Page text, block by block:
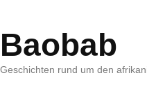
Baobab
Geschichten rund um den